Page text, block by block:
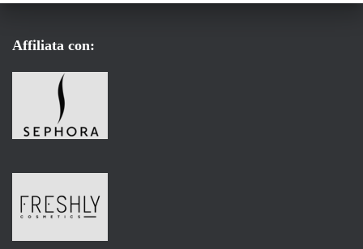
Affiliata con: